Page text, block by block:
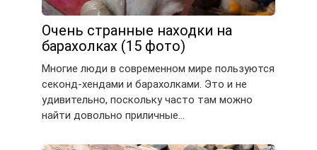
Очень странные находки на
барахолках (15 фото)
Многие люди в современном мире пользуются
секонд-хендами и барахолками. Это и не
удивительно, поскольку часто там можно
найти довольно приличные…